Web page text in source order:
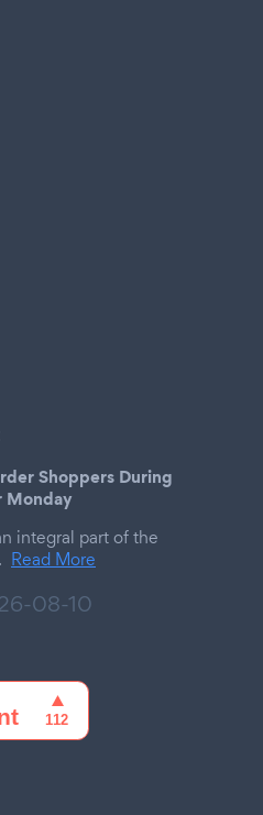
Shoppers During
Monday
integral part of the
Read More
08-10